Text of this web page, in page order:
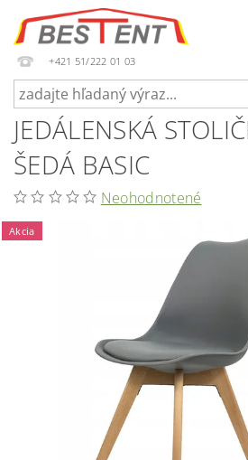
+421 51/222 01 03
JEDÁLENSKÁ
ŠEDÁ BASIC
Neohodnotené
Akcia